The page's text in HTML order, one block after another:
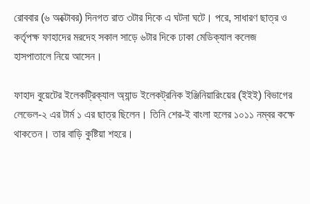
রোববার (৬ অক্টোবর) দিনগত রাত ৩টার দিকে এ ঘটনা ঘটে। পরে, সাধারণ ছাত্র ও
কর্তৃপক্ষ ফাহাদের মরদেহ সকাল সাড়ে ৬টার দিকে ঢাকা মেডিক্যাল কলেজ
হাসপাতালে নিয়ে আসেন।
ফাহাদ বুয়েটের ইলেকট্রিক্যাল অ্যান্ড ইলেকট্রনিক ইঞ্জিনিয়ারিংয়ের (ইইই) বিভাগের
লেভেল-২ এর টার্ম ১ এর ছাত্র ছিলেন। তিনি শের-ই বাংলা হলের ১০১১ নম্বর কক্ষে
থাকতেন। তার বাড়ি কুষ্টিয়া শহরে।